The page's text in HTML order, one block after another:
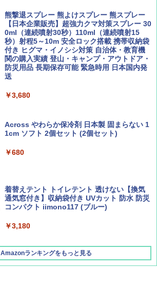
￥1,540
Coyote No.89 特集 星野道夫 夢見る旅
AIRLINE（エアライン）2026年9月号【特
球の歩き方A ヨーロッパ
￥2,479
A26 地球の歩き方 チェコ ポーランド スロヴ
ァキア 2026～2027 地球の歩き方A ヨーロッ
新しい日本地理 地図・統計・移動から読み
￥4,836
ENDLESS BASE 《めざましテレビで紹介》
テント ワンタッチ RENEW 幅200 2-3人用 43
500002(88859)
￥5,999
ーティング フルクローズ メッシュ 3-4人用
簡単設置 ポップアップテント エクルベージ
[キャンパーズコレクション 山善] 傘みたいに
広げるだけ パッとサッとテント キューブワ
イドプラス ブラックコーティング フルクロ
テント PATCW-200B エクルベージュ
￥15,990
熊撃退スプレー 熊よけスプレー 熊スプレー
【日本企業販売】超強力クマ対策スプレー 30
0ml（連続噴射30秒）110ml（連続噴射15
秒）射程5～10m 安全ロック搭載 携帯収納袋
付き ヒグマ・イノシシ対策 自治体・教育機
関の購入実績 登山・キャンプ・アウトドア・
防災用品 長期保存可能 緊急時用 日本国内発
送
￥3,680
Across やわらか保冷剤 日本製 固まらない 1
1cm ソフト 2個セット (2個セット)
￥680
着替えテント トイレテント 透けない【換気
通気窓付き】収納袋付き UVカット 防水 防災
コンパクト iimono117 (ブルー)
￥3,180
Amazonランキングをもっと見る